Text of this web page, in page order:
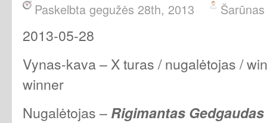
Paskelbta gegužės 28th, 2013 Šarūnas
2013-05-28
Vynas-kava – X turas / nugalėtojas /
winner
Nugalėtojas – Rigimantas Gedgaudas